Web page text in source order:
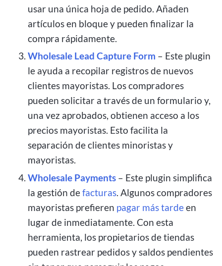
usar una única hoja de pedido. Añaden
artículos en bloque y pueden finalizar la
compra rápidamente.
Wholesale Lead Capture Form – Este plugin
le ayuda a recopilar registros de nuevos
clientes mayoristas. Los compradores
pueden solicitar a través de un formulario y,
una vez aprobados, obtienen acceso a los
precios mayoristas. Esto facilita la
separación de clientes minoristas y
mayoristas.
Wholesale Payments – Este plugin simplifica
la gestión defacturas. Algunos compradores
mayoristas prefieren pagar más tardeen
lugar de inmediatamente. Con esta
herramienta, los propietarios de tiendas
pueden rastrear pedidos y saldos pendientes